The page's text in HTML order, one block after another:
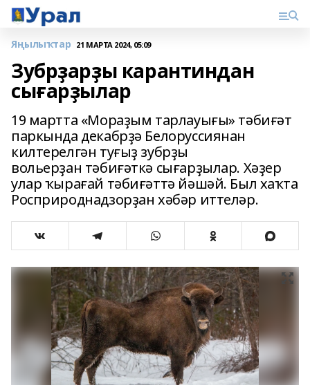
Яңылыҡтар 21 МАРТА 2024, 05:09
Зубрҙарҙы карантиндан
сығарҙылар
19 мартта «Мораҙым тарлауығы» тәбиғәт
паркында декабрҙә Белоруссиянан
килтерелгән туғыҙ зубрҙы
вольерҙан тәбиғәткә сығарҙылар. Хәҙер
улар ҡырағай тәбиғәттә йәшәй. Был хаҡта
Росприроднадзорҙан хәбәр иттеләр.